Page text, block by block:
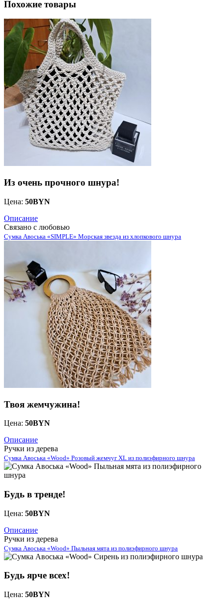
Похожие товары
Из очень прочного шнура!
Цена: 50BYN
Описание
Связано с любовью
Сумка Авоська «SIMPLE» Морская звезда из хлопкового шнура
Твоя жемчужина!
Цена: 50BYN
Описание
Ручки из дерева
Сумка Авоська «Wood» Розовый жемчуг XL из полиэфирного шнура
Будь в тренде!
Цена: 50BYN
Описание
Ручки из дерева
Сумка Авоська «Wood» Пыльная мята из полиэфирного шнура
Будь ярче всех!
Цена: 50BYN